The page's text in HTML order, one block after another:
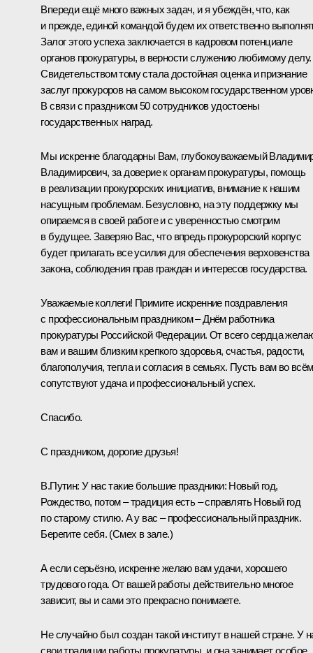
Впереди ещё много важных задач, и я убеждён, что, как
и прежде, единой командой будем их ответственно
Залог этого успеха заключается в кадровом потенциале
органов прокуратуры, в верности служению любимому делу.
Свидетельством тому стала достойная оценка и признание
заслуг прокуроров на самом высоком государственном
В связи с праздником 50 сотрудников удостоены
государственных наград.
Мы искренне благодарны Вам, глубокоуважаемый
Владимирович, за доверие к органам прокуратуры, помощь
в реализации прокурорских инициатив, внимание к нашим
насущным проблемам. Безусловно, на эту поддержку мы
опираемся в своей работе и с уверенностью смотрим
в будущее. Заверяю Вас, что впредь прокурорский корпус
будет прилагать все усилия для обеспечения верховенства
закона, соблюдения прав граждан и интересов государства.
Уважаемые коллеги! Примите искренние поздравления
с профессиональным праздником – Днём работника
прокуратуры Российской Федерации. От всего сердца
вам и вашим близким крепкого здоровья, счастья, радости,
благополучия, тепла и согласия в семьях. Пусть вам во всём
сопутствуют удача и профессиональный успех.
Спасибо.
С праздником, дорогие друзья!
В.Путин: У нас такие большие праздники: Новый год,
Рождество, потом – традиция есть – справлять Новый год
по старому стилю. А у вас – профессиональный праздник.
Берегите себя. (Смех в зале.)
А если серьёзно, искренне желаю вам удачи, хорошего
трудового года. От вашей работы действительно многое
зависит, вы и сами это прекрасно понимаете.
Не случайно был создан такой институт в нашей стране. У
свои традиции работы прокуратуры, и она занимает особое